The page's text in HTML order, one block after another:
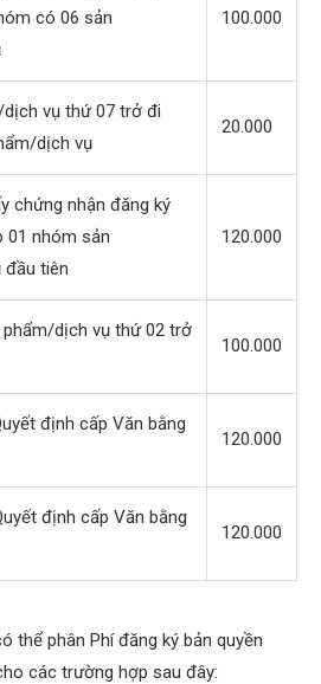
có 06 sản
100.000
vụ thứ 07 trở đi
dịch vụ
20.000
chứng nhận đăng ký
01 nhóm sản
tiên
120.000
dịch vụ thứ 02 trở
100.000
định cấp Văn bằng
120.000
định cấp Văn bằng
120.000
thể phân Phí đăng ký bản quyền
các trường hợp sau đây: